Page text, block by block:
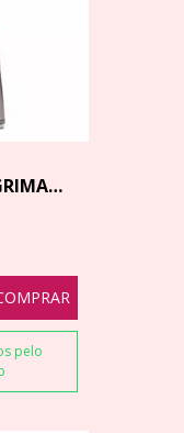
pelo